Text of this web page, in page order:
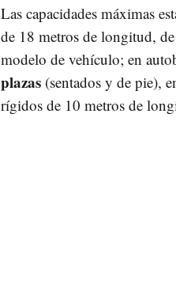
Las capacidades máximas
de 18 metros de longitud, de
modelo de vehículo; en
plazas (sentados y de pie),
rígidos de 10 metros de